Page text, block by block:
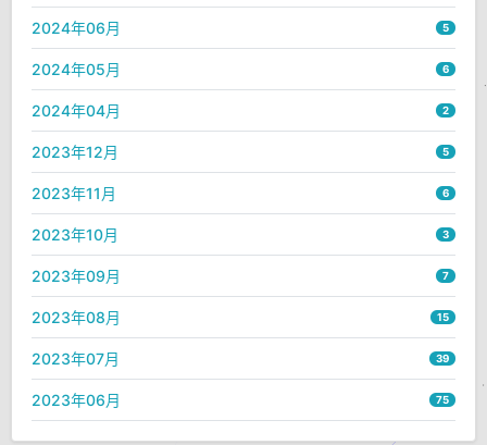
2024年06月 5
2024年05月 6
2024年04月 2
2023年12月 5
2023年11月 6
2023年10月 3
2023年09月 7
2023年08月 15
2023年07月 39
2023年06月 75